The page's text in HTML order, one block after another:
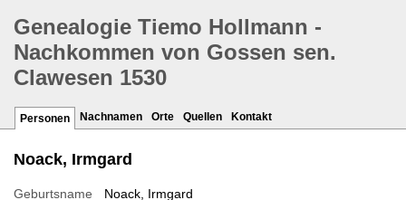
Genealogie Tiemo Hollmann -
Nachkommen von Gossen sen.
Clawesen 1530
Personen Nachnamen Orte Quellen Kontakt
Noack, Irmgard
Geburtsname
Noack, Irmgard